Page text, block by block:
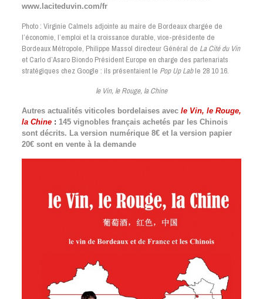
www.laciteduvin.com/fr
Photo : Virginie Calmels adjointe au maire de Bordeaux chargée de
l’économie, l’emploi et la croissance durable, vice-présidente de
Bordeaux Métropole, Philippe Massol directeur Général de La Cité du Vin
et Carlo d’Asaro Biondo Président Europe en charge des partenariats
stratégiques chez Google : ils présentaient le Pop Up Lable 28 10 16.
le Vin, le Rouge, la Chine
Autres actualités viticoles bordelaises avec le Vin, le Rouge,
la Chine: 145 vignobles français achetés par les Chinois
sont décrits. La version numérique 8€ et la version papier
20€ sont en vente à la demande